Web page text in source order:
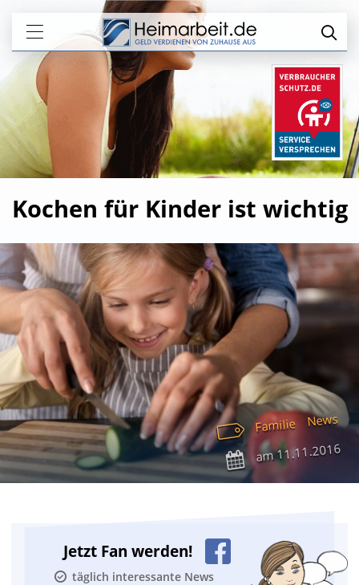
Kochen für Kinder ist wichtig
Familie News
am11.11.2016
Jetzt Fan werden!
täglich interessante News